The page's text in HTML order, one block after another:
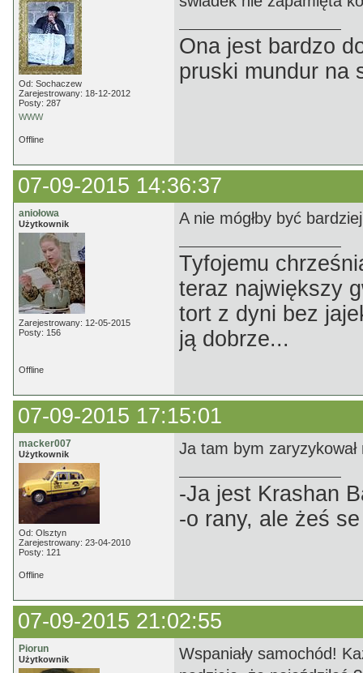
Od: Sochaczew
Zarejestrowany: 18-12-2012
Posty: 287
WWW
Ona jest bardzo
pruski mundur na
Offline
07-09-2015 14:36:37
aniołowa
Użytkownik
Zarejestrowany: 12-05-2015
Posty: 156
A nie mógłby być
Tyfojemu
teraz największy
tort z dyni bez
ją dobrze...
Offline
07-09-2015 17:15:01
macker007
Użytkownik
Od: Olsztyn
Zarejestrowany: 23-04-2010
Posty: 121
Ja tam bym
-Ja jest Krashan
-o rany, ale żeś
Offline
07-09-2015 21:02:55
Piorun
Użytkownik
Wspaniały samochód!